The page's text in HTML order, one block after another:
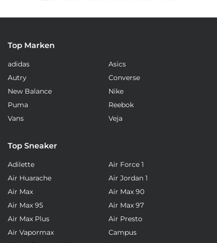
1
12
Top Marken
adidas
Asics
Autry
Converse
New Balance
Nike
Puma
Reebok
Vans
Veja
Top Sneaker
Adilette
Air Force 1
Air Huarache
Air Jordan 1
Air Max
Air Max 90
Air Max 95
Air Max 97
Air Max Plus
Air Presto
Air Vapormax
Campus